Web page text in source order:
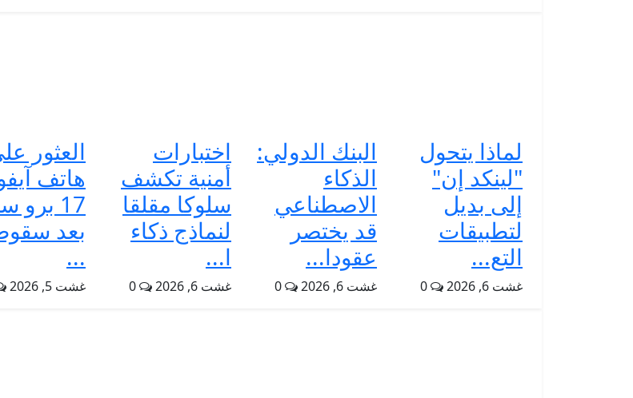
لماذا يتحول
"لينكد إن"
إلى بديل
لتطبيقات
التع...
غشت 6, 2026
البنك الدولي:
الذكاء
الاصطناعي
قد يختصر
عقودا...
غشت 6, 2026
اختبارات
أمنية تكشف
سلوكا مقلقا
لنماذج ذكاء
ا...
غشت 6, 2026
العثور
هاتف
17 برو
بعد
...
غشت 5, 2026